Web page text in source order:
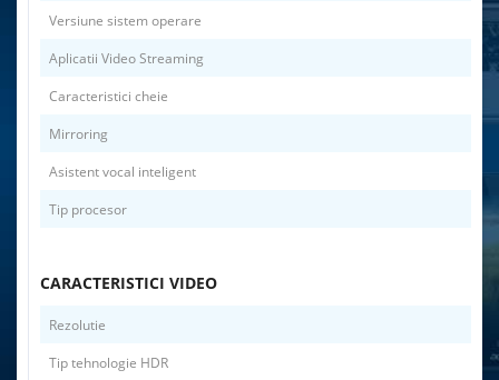
Versiune sistem operare
Aplicatii Video Streaming
Caracteristici cheie
Mirroring
Asistent vocal inteligent
Tip procesor
CARACTERISTICI VIDEO
Rezolutie
Tip tehnologie HDR